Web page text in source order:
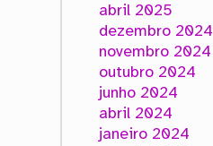
abril 2025
dezembro 2024
novembro 2024
outubro 2024
junho 2024
abril 2024
janeiro 2024